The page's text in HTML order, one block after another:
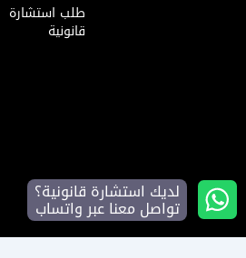
طلب استشارة
قانونية
لديك استشارة قانونية؟
تواصل معنا عبر واتساب